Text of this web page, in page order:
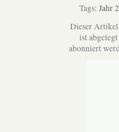
Tags: Jahr
Dieser
ist
abonniert